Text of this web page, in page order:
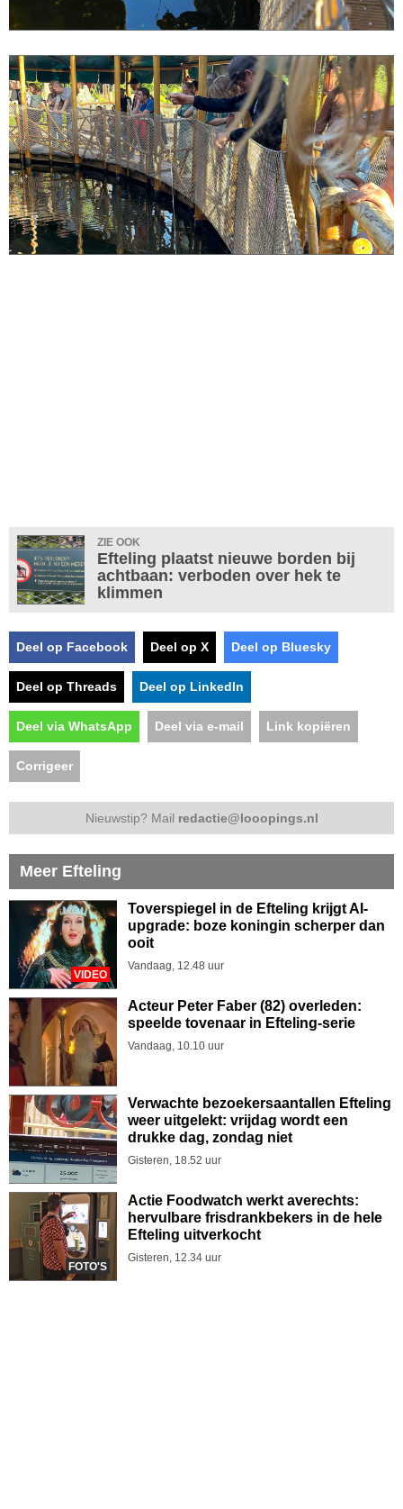
ZIE OOK
Efteling plaatst nieuwe borden bij
achtbaan: verboden over hek te
klimmen
Deel op Facebook Deel op X Deel op Bluesky
Deel op Threads Deel op LinkedIn
Deel via WhatsApp Deel via e-mail Link kopiëren
Corrigeer
Nieuwstip? Mail redactie@looopings.nl
Meer Efteling
VIDEO
Toverspiegel in de Efteling krijgt AI-
upgrade: boze koningin scherper dan
ooit
Vandaag, 12.48 uur
Acteur Peter Faber (82) overleden:
speelde tovenaar in Efteling-serie
Vandaag, 10.10 uur
Verwachte bezoekersaantallen Efteling
weer uitgelekt: vrijdag wordt een
drukke dag, zondag niet
Gisteren, 18.52 uur
FOTO'S
Actie Foodwatch werkt averechts:
hervulbare frisdrankbekers in de hele
Efteling uitverkocht
Gisteren, 12.34 uur